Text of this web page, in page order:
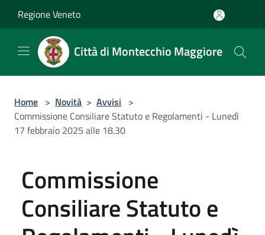
Regione Veneto
Città di Montecchio Maggiore
Home > Novità > Avvisi >
Commissione Consiliare Statuto e Regolamenti - Lunedì
17 febbraio 2025 alle 18.30
Commissione
Consiliare Statuto e